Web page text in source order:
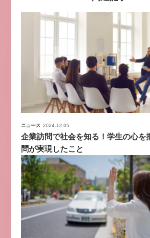
ニュース 2024.12.05
企業訪問で社会を知る！学生の心を
問が実現したこと